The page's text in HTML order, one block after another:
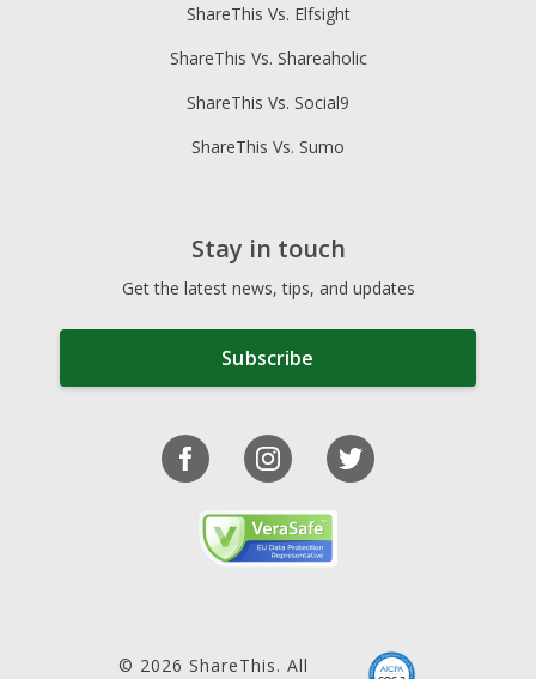
ShareThis Vs. Elfsight
ShareThis Vs. Shareaholic
ShareThis Vs. Social9
ShareThis Vs. Sumo
Stay in touch
Get the latest news, tips, and updates
Subscribe
© 2026 ShareThis. All